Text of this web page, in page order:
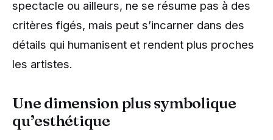
spectacle ou ailleurs, ne se résume pas à des
critères figés, mais peut s’incarner dans des
détails qui humanisent et rendent plus proches
les artistes.
Une dimension plus symbolique
qu’esthétique